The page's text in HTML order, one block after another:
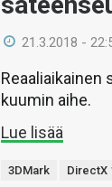
21.3.2018 -
Reaaliaikainen
kuumin aihe.
Lue lisää
3DMark DirectX